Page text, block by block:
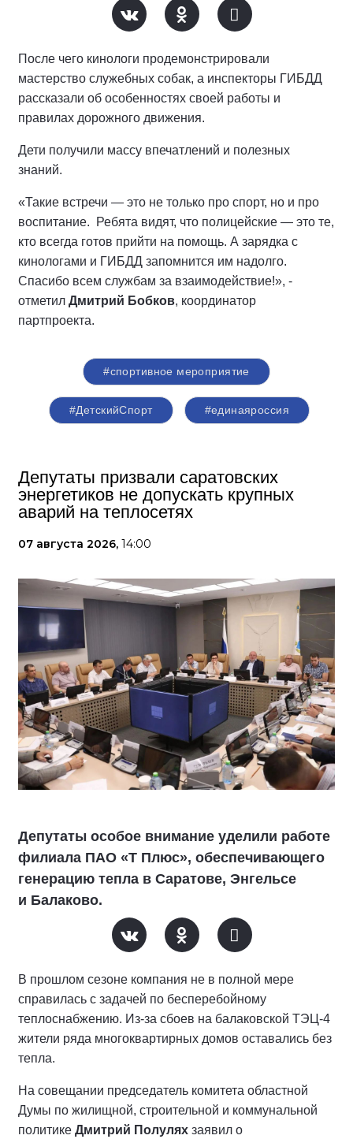
После чего кинологи продемонстрировали
мастерство служебных собак, а инспекторы ГИБДД
рассказали об особенностях своей работы и
правилах дорожного движения.
Дети получили массу впечатлений и полезных
знаний.
«Такие встречи — это не только про спорт, но и про
воспитание. Ребята видят, что полицейские — это те,
кто всегда готов прийти на помощь. А зарядка с
кинологами и ГИБДД запомнится им надолго.
Спасибо всем службам за взаимодействие!», -
отметил Дмитрий Бобков, координатор
партпроекта.
#спортивное мероприятие
#ДетскийСпорт #единаяроссия
Депутаты призвали саратовских
энергетиков не допускать крупных
аварий на теплосетях
07 августа 2026, 14:00
Депутаты особое внимание уделили работе
филиала ПАО «Т Плюс», обеспечивающего
генерацию тепла в Саратове, Энгельсе
и Балаково.
В прошлом сезоне компания не в полной мере
справилась с задачей по бесперебойному
теплоснабжению. Из-за сбоев на балаковской ТЭЦ-4
жители ряда многоквартирных домов оставались без
тепла.
На совещании председатель комитета областной
Думы по жилищной, строительной и коммунальной
политике Дмитрий Полулях заявил о